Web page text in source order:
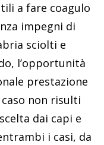
a fare coagulo
impegni di
sciolti e
l’opportunità
prestazione
non risulti
dai capi e
i casi, da